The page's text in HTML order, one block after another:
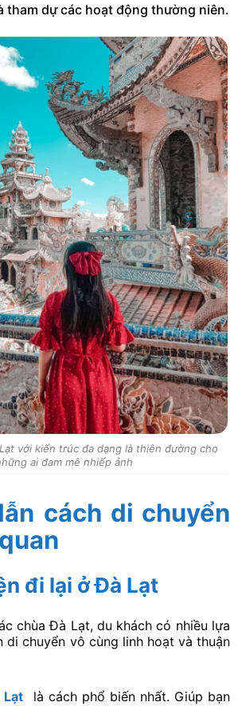
tham dự các hoạt động thường niên.
với kiến trúc đa dạng là thiên đường cho
ai đam mê nhiếp ảnh
cách di chuyển
đi lại ở Đà Lạt
chùa Đà Lạt, du khách có nhiều lựa
di chuyển vô cùng linh hoạt và thuận
Lạt là cách phổ biến nhất. Giúp bạn